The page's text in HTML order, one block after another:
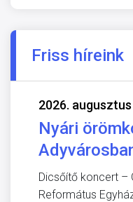
Friss híreink
2026. augusztus
Nyári
Dicsőítő koncert –
Református